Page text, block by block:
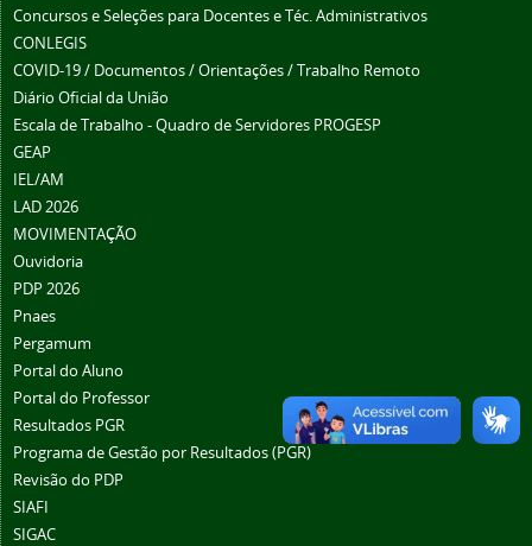
Concursos e Seleções para Docentes e Téc. Administrativos
CONLEGIS
COVID-19 / Documentos / Orientações / Trabalho Remoto
Diário Oficial da União
Escala de Trabalho - Quadro de Servidores PROGESP
GEAP
IEL/AM
LAD 2026
MOVIMENTAÇÃO
Ouvidoria
PDP 2026
Pnaes
Pergamum
Portal do Aluno
Portal do Professor
Resultados PGR
Programa de Gestão por Resultados (PGR)
Revisão do PDP
SIAFI
SIGAC